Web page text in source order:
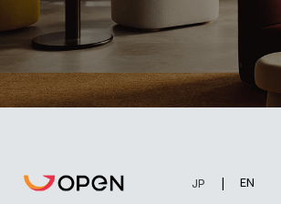
EN
JP